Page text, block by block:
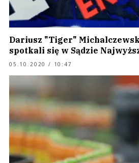
Dariusz "Tiger"
spotkali się w Sądzie
05.10.2020 / 10:47